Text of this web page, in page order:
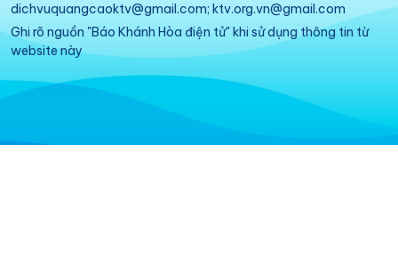
dichvuquangcaoktv@gmail.com; ktv.org.vn@gmail.com
Ghi rõ nguồn "Báo Khánh Hòa điện tử" khi sử dụng thông tin từ
website này